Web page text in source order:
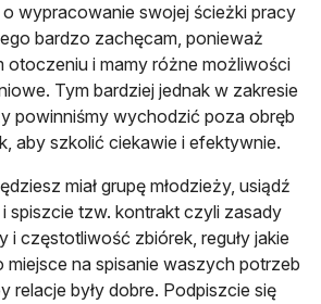
wypracowanie swojej ścieżki pracy
bardzo zachęcam, ponieważ
otoczeniu i mamy różne możliwości
Tym bardziej jednak w zakresie
powinniśmy wychodzić poza obręb
aby szkolić ciekawie i efektywnie.
miał grupę młodzieży, usiądź
spiszcie tzw. kontrakt czyli zasady
i częstotliwość zbiórek, reguły jakie
miejsce na spisanie waszych potrzeb
relacje były dobre. Podpiszcie się